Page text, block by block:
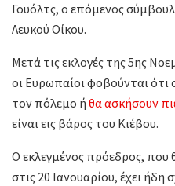
Γουόλτς, ο επόμενος
Λευκού Οίκου.
Μετά τις εκλογές της 5ης
οι Ευρωπαίοι φοβούνται
τον πόλεμο ή θα ασκήσουν
είναι εις βάρος του Κιέβου.
Ο εκλεγμένος πρόεδρος, που
στις 20 Ιανουαρίου, έχει